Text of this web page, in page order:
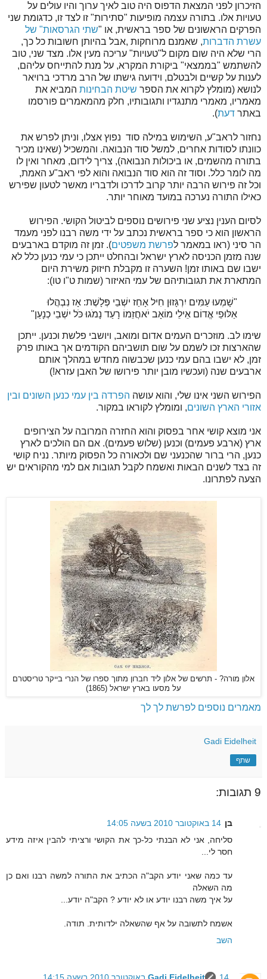
הזיכרון לפני המצאת הדפוס היה טוב לאיך ערוך והיו עולים על
טעויות אלו. בתורה עצמה מופיעות "סתירות" זו לצד זו, כדגומת שני
הפרקים הראשונים של ספר בראשית, או "שתי הגרסאות" של
עשרת הדברות, שאמנם מרוחקות ,אבל בהיותן חשובות כל כך,
הרי שלא היה שום מקום ל"טעויות" עריכה מעין אלו. מצד שני, טוב
להשתמש "בממצאי" ביקורת המקרא, על מנת להתייחס עליהם,
לענות על קשיים ולבטלם, וידועה גישתו של הרב מרדכי ברויאר
לנושא (מומלץ לקרוא את הספר שיטת הבחינות המביא את
מאמריו, מאמרי מתנגדיו ותגובותיו, חלק מהמאמרים פורסמו
באתר דעת).
נחזור לראב"ע, השימוש במילה סוד נפוץ אצלו, וניתן לפרש את
כוונתו לסודות אחרים, למשל סוד הנבואה. והמשכיל (שאינו מכיר
בתורה מהשמים, או ביכולות הנבואה), צריך לידום, מאחר ואין לו
מה לומר כלל. וסוד זה הוא סוד הנבואה והוא לפי ראב"ע האמת,
וכל זה פירוש הרבה יותר קרוב לדרכו ולדבריו מאשר לטעון שפירש
כאילו התורה נערכה במועד מאוחר יותר.
לסיום הענין נציע שני פירושים נוספים לביטול הקושי. הפירוש
הראשון הוא כי ספר בראשית נכתב על ידי משה רבנו לפני מעמד
הר סיני (ראו במאמר לפרשת משפטים). זמן זה מוקדם בארבעים
שנה מזמן הכניסה לארץ ישראל ובהחלט ייתכן כי עמי כנען כלל לא
ישבו שם באותו זמן! השערה זו מקבלת חיזוק משירת היום
המתארת את תגובותיהם של עמי האיזור (שמות ט"ו טו):
"שָׁמְעוּ עַמִּים יִרְגָּזוּן חִיל אָחַז ישְׁבֵי פְּלָשֶׁת: אָז נִבְהֲלוּ
אַלּוּפֵי אֱדוֹם אֵילֵי מוֹאָב יֹאחֲזֵמוֹ רָעַד נָמֹגוּ כֹּל ישְׁבֵי כְנָעַן"
שימו לב. מוזכרים העמים אדום ומואב, ויושבי פלשת וכנען. ייתכן
שהארצות זכו לשמם על שום תושביהם הקודמים אך באותו פרק
זמן, לא ישבו בהם עמי כנען שכבשוה מחדש במהלך אותם
ארבעים שנה (ועכשיו מובן יותר פירושו של האבן עזרא!)
הפירוש השני אינו שלי, והוא עושה הפרדה בין עמי כנען השונים ובין
אזורי הארץ השונים, ומומלץ לקוראו במקור.
אני מוצא קושי אחר בפסוק והוא החזרה המרובה על הצירופים
ארץ (ארבע פעמים) וכנען (שלוש פעמים). אם הם הולכים לארץ
כנען, הרי ברור שהכנעני שם ולכאורה כל הפסוק מיותר. נניח קושי
זה בצד לשנים הבאות ואשמח לקבל תגובות אם למי מהקוראים יש
הצעה לפתרונו.
אלון מורה? - תרשים של אלון ליד חברון מתוך ספרו של הנרי בייקר טריסטרם
על מסעו בארץ ישראל (1865)
מאמרים נוספים לפרשת לך לך
Gadi Eidelheit
שתף
9 תגובות:
בן 14 באוקטובר 2010 בשעה 14:05
סליחה, אני לא הבנתי כל-כך את הקושי ורציתי להבין איזה מידע
חסר לי...
עד כמה שאני יודע הקב"ה הכתיב את התורה למשה רבנו ואם כן
מה השאלה
על איך משה רבנו יודע או לא יודע ? הקב"ה יודע...
אשמח לתשובה על אף שהשאלה ילדותית. תודה.
השב